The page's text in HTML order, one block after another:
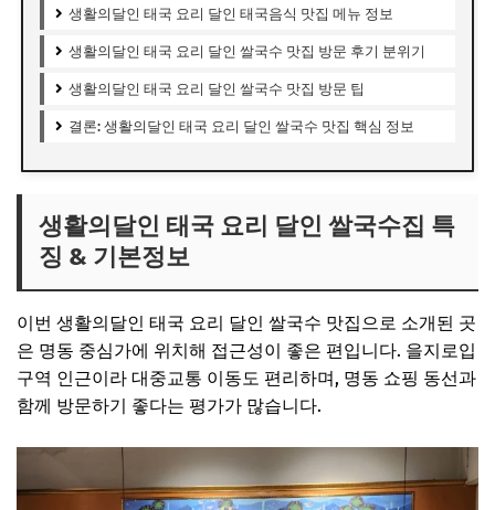
생활의달인 태국 요리 달인 태국음식 맛집 메뉴 정보
생활의달인 태국 요리 달인 쌀국수 맛집 방문 후기 분위기
생활의달인 태국 요리 달인 쌀국수 맛집 방문 팁
결론: 생활의달인 태국 요리 달인 쌀국수 맛집 핵심 정보
생활의달인 태국 요리 달인 쌀국수집 특
징 & 기본정보
이번 생활의달인 태국 요리 달인 쌀국수 맛집으로 소개된 곳
은 명동 중심가에 위치해 접근성이 좋은 편입니다. 을지로입
구역 인근이라 대중교통 이동도 편리하며, 명동 쇼핑 동선과
함께 방문하기 좋다는 평가가 많습니다.